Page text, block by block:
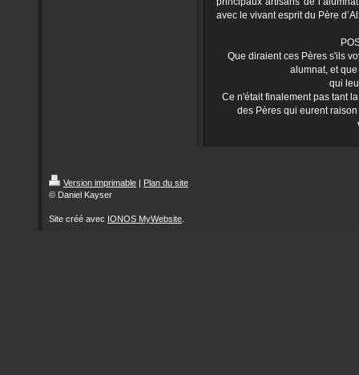
avec le vivant esprit du Père
Que diraient ces Pères s'ils
alumnat, et
qui
Ce n'était finalement pas tant
des Pères qui eurent
Version imprimable
Plan du site
© Daniel Kayser
Site créé avec IONOS MyWebsite.